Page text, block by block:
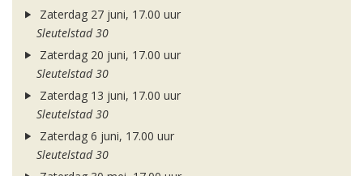
Zaterdag 27 juni, 17.00 uur
Sleutelstad 30
Zaterdag 20 juni, 17.00 uur
Sleutelstad 30
Zaterdag 13 juni, 17.00 uur
Sleutelstad 30
Zaterdag 6 juni, 17.00 uur
Sleutelstad 30